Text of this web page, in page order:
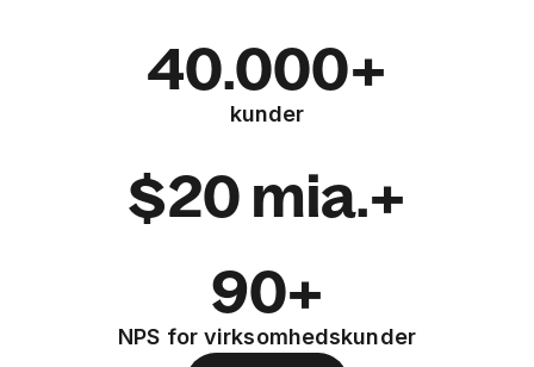
40.000+
kunder
$20 mia.+
90+
NPS for virksomhedskunder